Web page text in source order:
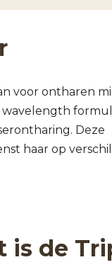
voor ontharen
wavelength
Deze
haar op
is de